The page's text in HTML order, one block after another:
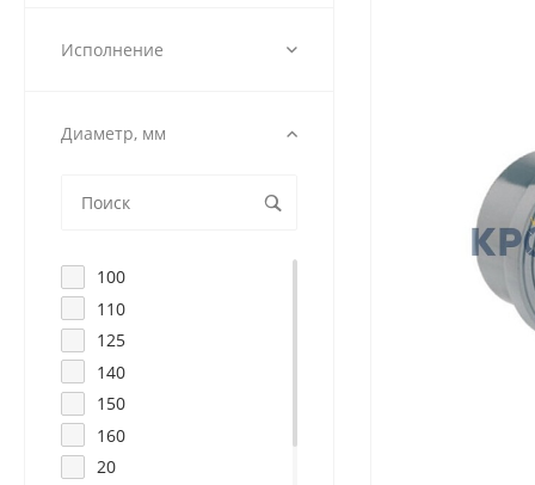
Исполнение
Диаметр, мм
100
110
125
140
150
160
20